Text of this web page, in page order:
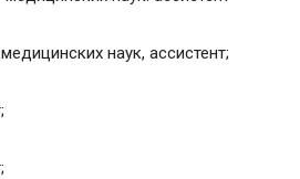
наук, ассистент;